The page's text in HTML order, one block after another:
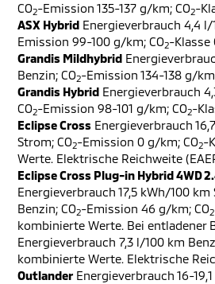
CO2-Emission 135-137 g/km; CO2-
ASX Hybrid Energieverbrauch 4,4 l/
Emission 99-100 g/km; CO2-Klasse
Grandis Mildhybrid
Benzin; CO2-Emission 134-138 g/
Grandis Hybrid Energieverbrauch
CO2-Emission 98-101 g/km; CO2-
Eclipse Cross Energieverbrauch
Strom; CO2-Emission 0 g/km; CO2-
Werte. Elektrische Reichweite
Eclipse Cross Plug-in Hybrid 4WD
Energieverbrauch 17,5 kWh/100
Benzin; CO2-Emission 46 g/km; CO2
kombinierte Werte. Bei entladener
Energieverbrauch 7,3 l/100 km
kombinierte Werte. Elektrische
Outlander Energieverbrauch 16-